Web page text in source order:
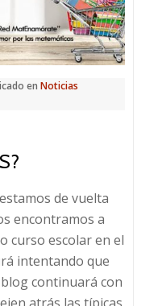
en Noticias
de vuelta
encontramos a
curso escolar en el
intentando que
continuará con
atrás las típicas